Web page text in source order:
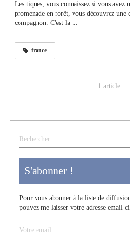
Les tiques, vous connaissez si vous avez
promenade en forêt, vous découvrez
compagnon. C'est la ...
france
1 article
Rechercher
S'abonner !
Pour vous abonner à la liste de
pouvez me laisser votre adresse email
Votre email